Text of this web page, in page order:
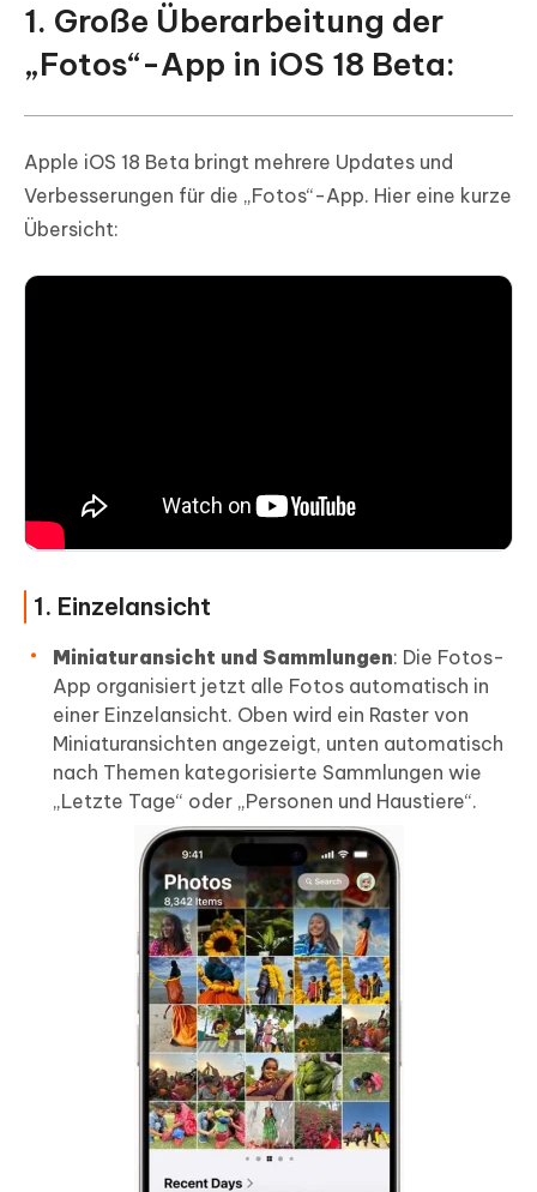
1. Große Überarbeitung der
„Fotos“-App in iOS 18 Beta:
Apple iOS 18 Beta bringt mehrere Updates und
Verbesserungen für die „Fotos“-App. Hier eine kurze
Übersicht:
1. Einzelansicht
Miniaturansicht und Sammlungen: Die Fotos-
App organisiert jetzt alle Fotos automatisch in
einer Einzelansicht. Oben wird ein Raster von
Miniaturansichten angezeigt, unten automatisch
nach Themen kategorisierte Sammlungen wie
„Letzte Tage“ oder „Personen und Haustiere“.